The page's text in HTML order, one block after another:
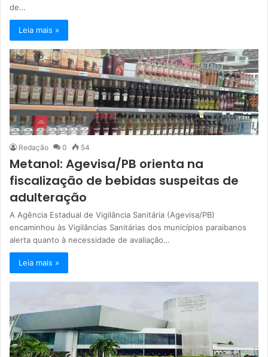
de…
Leia mais »
Redação 0 54
Metanol: Agevisa/PB orienta na
fiscalização de bebidas suspeitas de
adulteração
A Agência Estadual de Vigilância Sanitária (Agevisa/PB)
encaminhou às Vigilâncias Sanitárias dos municípios paraibanos
alerta quanto à necessidade de avaliação…
Leia mais »